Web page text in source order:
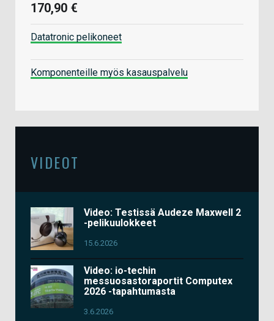
170,90 €
Datatronic pelikoneet
Komponenteille myös kasauspalvelu
VIDEOT
Video: Testissä Audeze Maxwell 2
-pelikuulokkeet
15.6.2026
Video: io-techin
messuosastoraportit Computex
2026 -tapahtumasta
3.6.2026